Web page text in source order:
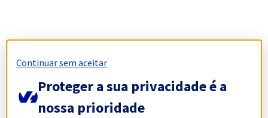
Continuar sem aceitar
Proteger a sua privacidade é a
nossa prioridade